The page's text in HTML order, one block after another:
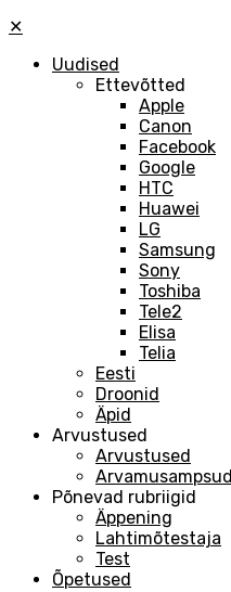
✕
Uudised
Ettevõtted
Apple
Canon
Facebook
Google
HTC
Huawei
LG
Samsung
Sony
Toshiba
Tele2
Elisa
Telia
Eesti
Droonid
Äpid
Arvustused
Arvustused
Arvamusampsud
Põnevad rubriigid
Äppening
Lahtimõtestaja
Test
Õpetused